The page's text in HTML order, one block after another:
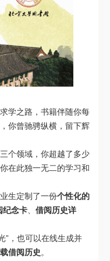
学之路，书籍伴随你每
你曾驰骋纵横，留下辉
个领域，你超越了多少
在此独一无二的学习和
生定制了一份个性化的
纪念卡、 借阅历史详
”，也可以在线生成并
借阅历史。